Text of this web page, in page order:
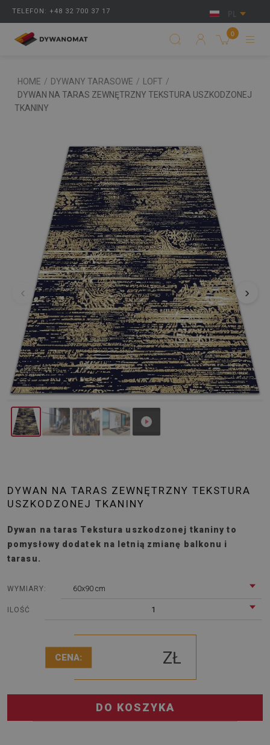
TELEFON: +48 32 700 37 17 PL
0
HOME / DYWANY TARASOWE / LOFT /
DYWAN NA TARAS ZEWNĘTRZNY TEKSTURA USZKODZONEJ
TKANINY
‹ ›
DYWAN NA TARAS ZEWNĘTRZNY TEKSTURA
USZKODZONEJ TKANINY
Dywan na taras Tekstura uszkodzonej tkaniny to
pomysłowy dodatek na letnią zmianę balkonu i
tarasu.
WYMIARY: 60x90 cm
ILOŚĆ 1
CENA: ZŁ
DO KOSZYKA